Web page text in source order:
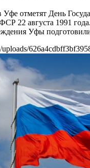
Уфе отметят День
22 августа 1991
Уфы подготовили